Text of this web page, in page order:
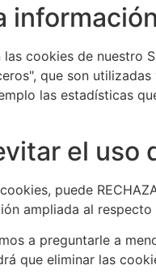
cookies de nuestro
que son
las estadísticas
el uso
puede
ampliada al
a preguntarle a
que eliminar las